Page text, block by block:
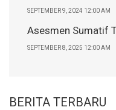
SEPTEMBER 9, 2024 12:00 AM
Asesmen Sumatif
SEPTEMBER 8, 2025 12:00 AM
BERITA TERBARU